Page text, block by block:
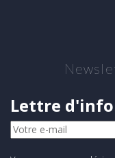
Lettre